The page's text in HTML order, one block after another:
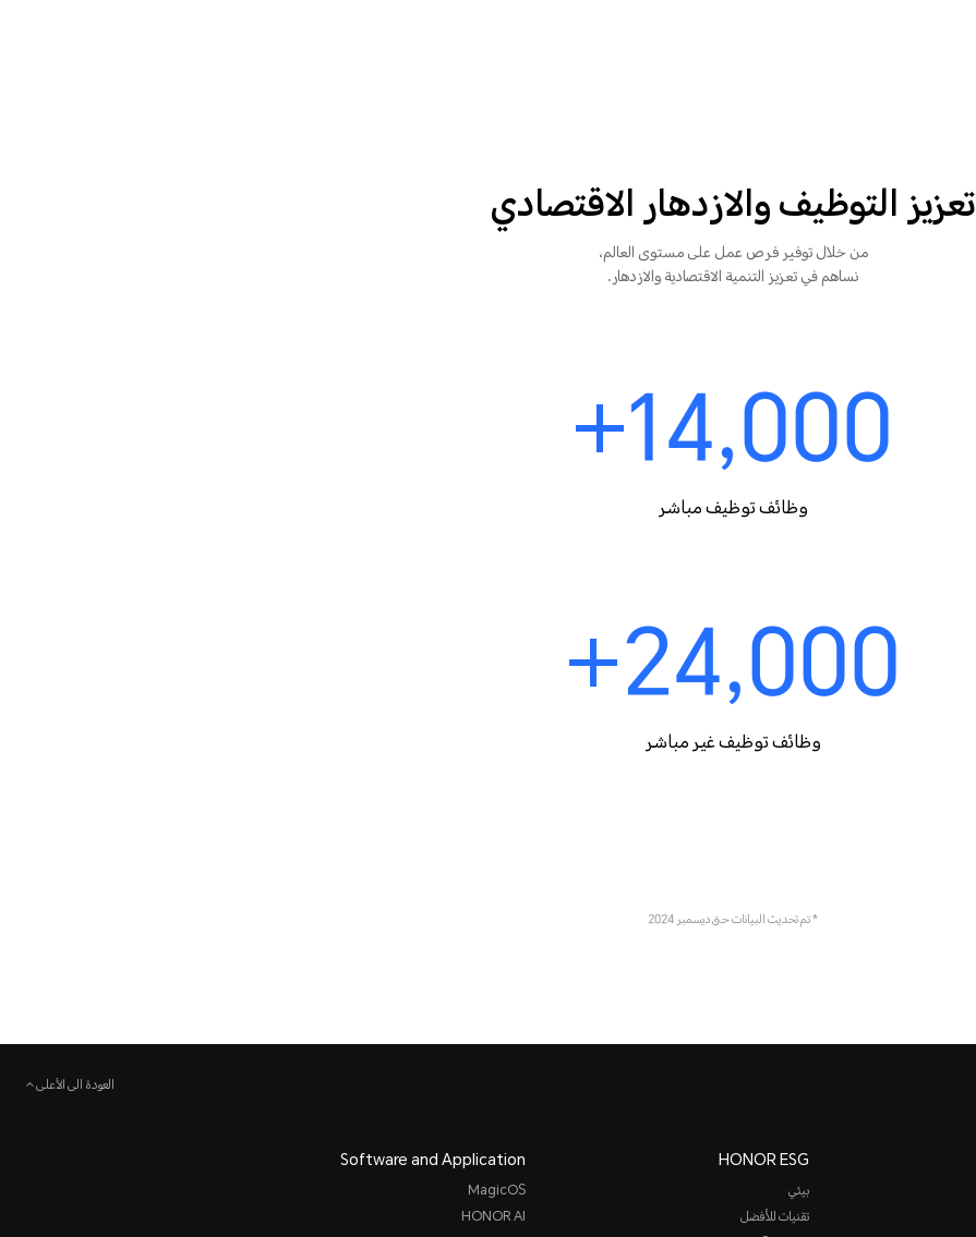
تعزيز التوظيف والازدهار الاقتصادي
من خلال توفير فرص عمل على مستوى العالم،
نساهم في تعزيز التنمية الاقتصادية والازدهار.
14,000+
وظائف توظيف مباشر
24,000+
وظائف توظيف غير مباشر
* تم تحديث البيانات حتى ديسمبر 2024
العودة الى الأعلى
HONOR ESG
بيئي
تقنيات للأفضل
Software and Application
MagicOS
HONOR AI